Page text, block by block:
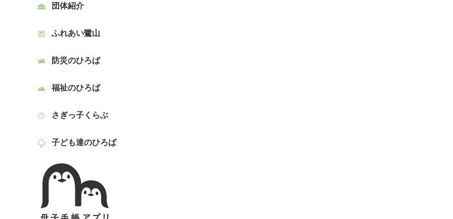
団体紹介
ふれあい鷺山
防災のひろば
福祉のひろば
さぎっ子くらぶ
子ども達のひろば